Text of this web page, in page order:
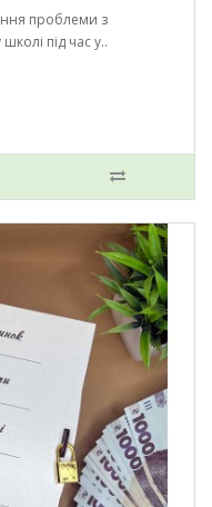
проблеми з
під час у..